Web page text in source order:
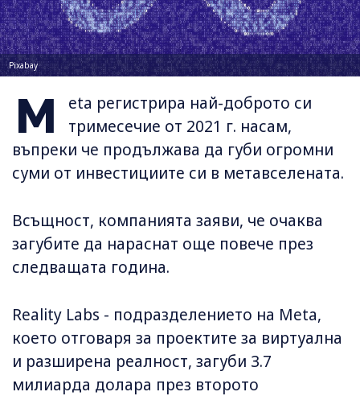
Pixabay
M
eta регистрира най-доброто си
тримесечие от 2021 г. насам,
въпреки че продължава да губи огромни
суми от инвестициите си в метавселената.
Всъщност, компанията заяви, че очаква
загубите да нараснат още повече през
следващата година.
Reality Labs - подразделението на Meta,
което отговаря за проектите за виртуална
и разширена реалност, загуби 3.7
милиарда долара през второто